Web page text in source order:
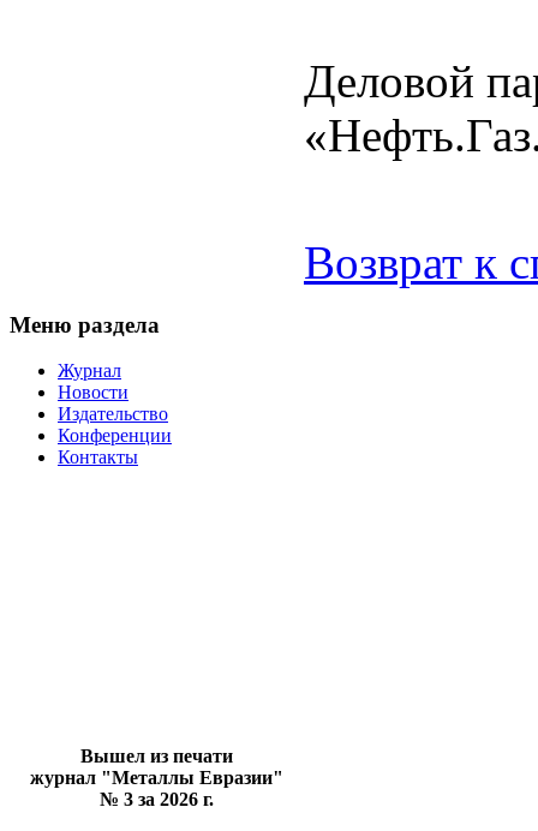
Деловой
Возврат к
Меню раздела
Журнал
Новости
Издательство
Конференции
Контакты
Вышел из печати
журнал "Металлы Евразии"
№ 3 за 2026 г.